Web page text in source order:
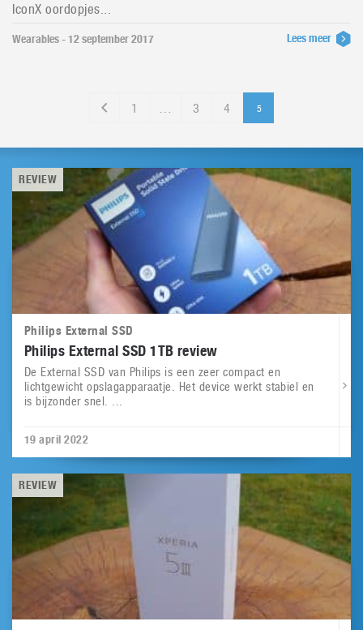
IconX oordopjes...
Wearables - 12 september 2017 Lees meer
1 … 3 4 5
REVIEW
Philips External SSD
Philips External SSD 1TB review
De External SSD van Philips is een zeer compact en
lichtgewicht opslagapparaatje. Het device werkt stabiel en
is bijzonder snel. ...
19 april 2022
REVIEW